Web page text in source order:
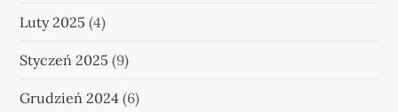
Luty 2025 (4)
Styczeń 2025 (9)
Grudzień 2024 (6)